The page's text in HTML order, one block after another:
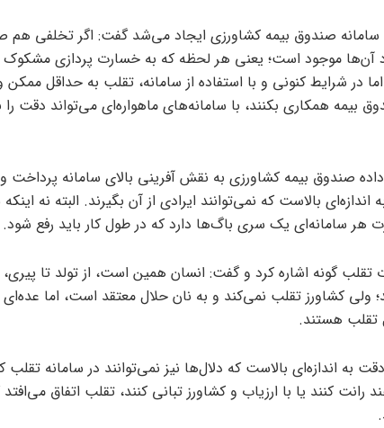
سامانه صندوق بیمه کشاورزی ایجاد می‌شد گفت: اگر تخلفی هم
آن‌ها موجود است؛ یعنی هر لحظه که به خسارت پردازی مشکوک
در شرایط کنونی و با استفاده از سامانه، تقلب به حداقل
بیمه همکاری بکنند، با سامانه‌های ماهواره‌ای می‌تواند دقت را
صندوق بیمه کشاورزی به نقش آفرینی بالای سامانه پرداخت
بالاست که نمی‌توانند ایرادی از آن بگیرند. البته نه اینکه
هر سامانه‌ای یک سری باگ‌ها دارد که در طول کار باید رفع شود.
گونه اشاره کرد و گفت: انسان همین است، از تولد تا پیری،
ولی کشاورز تقلب نمی‌کند و به نان حلال معتقد است، اما
تقلب هستند.
دقت به اندازه‌ای بالاست که دلال‌ها نیز نمی‌توانند در سامانه
کنند یا با ارزیاب و کشاورز تبانی کنند، تقلب اتفاق